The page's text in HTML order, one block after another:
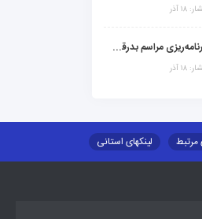
آذر
جلسه برنامه‌ریزی مراسم بدرقه شهید والامقام "رهبرشهید ایران"
آذر
مرتبط
لینکهای استانی